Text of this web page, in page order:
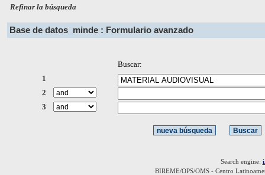
Refinar la búsqueda
Base de datos minde : Formulario avanzado
Buscar:
1
2
3
Search engine:
BIREME/OPS/OMS - Centro